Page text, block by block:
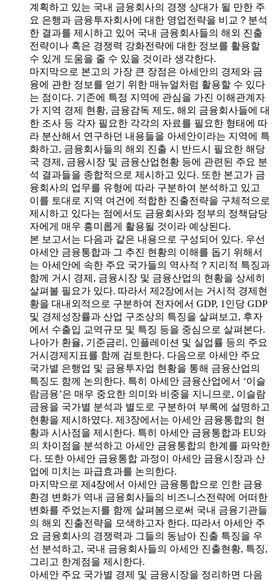
계획하고 있는 국내 금융회사의 경쟁 상대가 될 만한 주
요 은행과 금융투자회사에 대한 영업전략을 비교？분석
한 결과를 제시하고 있어 국내 금융회사들의 해외 진출
전략이나 혹은 경쟁력 강화전략에 대한 정보를 활용할
수 있게 도움을 줄 수 있을 것이라 생각한다.
마지막으로 본고의 가장 큰 장점은 아세안의 경제와 금
융에 관한 정보를 얻기 위한 매뉴얼처럼 활용할 수 있다
는 점이다. 기존에 특정 지역에 관심을 가진 이해관계자
가 지역 경제 현황, 금융감독 제도, 해외 금융회사들에 대
한 조사 등 각자 필요한 각각의 자료를 필요한 형태에 따
라 분산해서 연구하던 내용들을 아세안이라는 지역에 특
화하고, 금융회사들의 해외 진출 시 반드시 필요한 해당
국 경제, 금융시장 및 금융산업현황 등에 관련된 주요 분
석 결과들을 종합적으로 제시하고 있다. 또한 본고가 금
융회사의 업무를 유형에 따라 구분하여 분석하고 있고
이를 토대로 지역 여건에 적합한 진출전략을 구체적으로
제시하고 있다는 점에서도 금융회사와 정부의 정책담당
자에게 매우 흥미롭게 활용될 것이라 예상된다.
본 보고서는 다음과 같은 내용으로 구성되어 있다. 우선
아세안 금융통합과 그 추진 현황의 이해를 돕기 위해서
는 아세안에 속한 주요 국가들의 역사적？지리적 특징과
함께 거시 경제, 금융시장 및 금융산업의 현황을 상세히
살펴볼 필요가 있다. 따라서 제2장에서는 거시적 경제현
황을 대내외적으로 구분하여 전자에서 GDP, 1인당 GDP
및 경제성장률과 산업 구조상의 특징을 살펴보고, 후자
에서 수출입 교역규모 및 특징 등을 중심으로 살펴본다.
나아가 환율, 기준금리, 인플레이션 및 실업률 등의 주요
거시경제지표를 함께 검토한다. 다음으로 아세안 주요
국가별 은행업 및 금융투자업 현황을 통해 금융산업의
특징도 함께 논의한다. 특히 아세안 금융산업에서 ‘이슬
람금융’은 매우 중요한 의미와 비중을 지니므로, 이슬람
금융을 국가별 분석과 별도로 구분하여 부록에 설명하고
현황을 제시하였다. 제3장에서는 아세안 금융통합의 현
황과 시사점을 제시한다. 특히 아세안 금융통합과 EU와
의 차이점을 분석하고 아세안 금융통합의 한계를 파악한
다. 또한 아세안 금융통합 과정이 아세안 금융시장과 산
업에 미치는 파급효과를 논의한다.
마지막으로 제4장에서 아세안 금융통합으로 인한 금융
환경 변화가 역내 금융회사들의 비즈니스전략에 어떠한
변화를 주었는지를 함께 살펴봄으로써 국내 금융기관들
의 해외 진출전략을 모색하고자 한다. 따라서 아세안 주
요 금융회사의 경쟁력과 그들의 동남아 진출 특징을 우
선 분석하고, 국내 금융회사들의 아세안 진출현황, 특징,
그리고 한계점을 제시한다.
아세안 주요 국가별 경제 및 금융시장을 정리하면 다음